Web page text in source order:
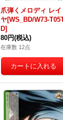
爪弾くメロディ レイ
ヤ[WS_BD/W73-
D]
80円(税込)
在庫数 12点